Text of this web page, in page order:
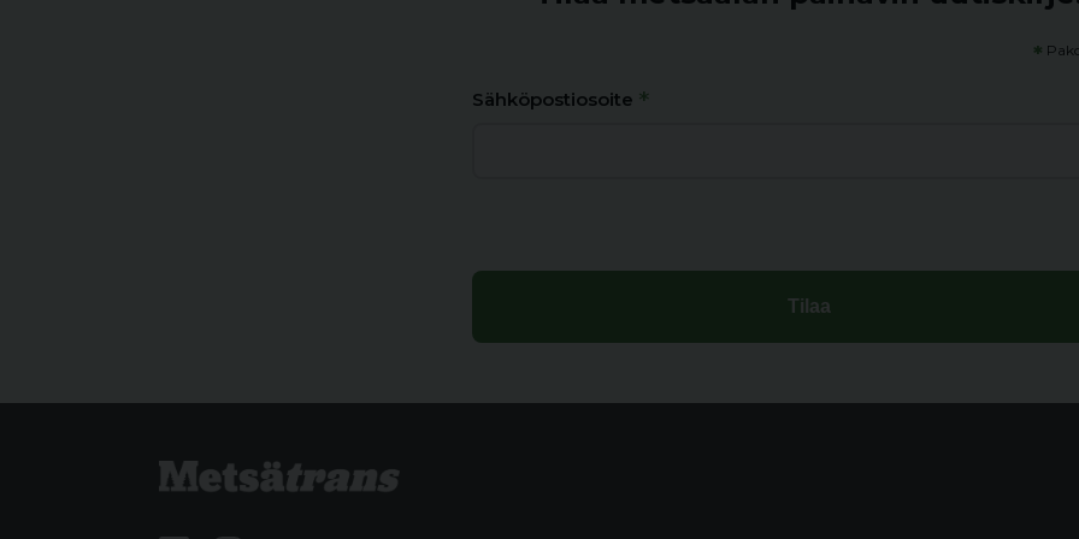
*
Sähköpostiosoite *